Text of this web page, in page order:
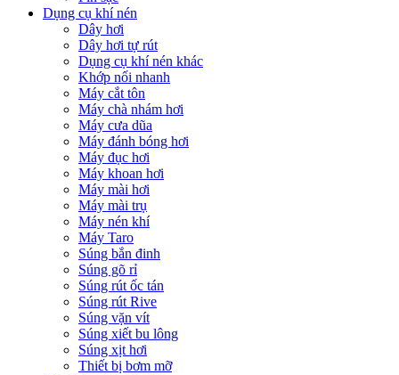
Dụng cụ khí nén
Dây hơi
Dây hơi tự rút
Dụng cụ khí nén khác
Khớp nối nhanh
Máy cắt tôn
Máy chà nhám hơi
Máy cưa dũa
Máy đánh bóng hơi
Máy đục hơi
Máy khoan hơi
Máy mài hơi
Máy mài trụ
Máy nén khí
Máy Taro
Súng bắn đinh
Súng gõ rỉ
Súng rút ốc tán
Súng rút Rive
Súng vặn vít
Súng xiết bu lông
Súng xịt hơi
Thiết bị bơm mỡ